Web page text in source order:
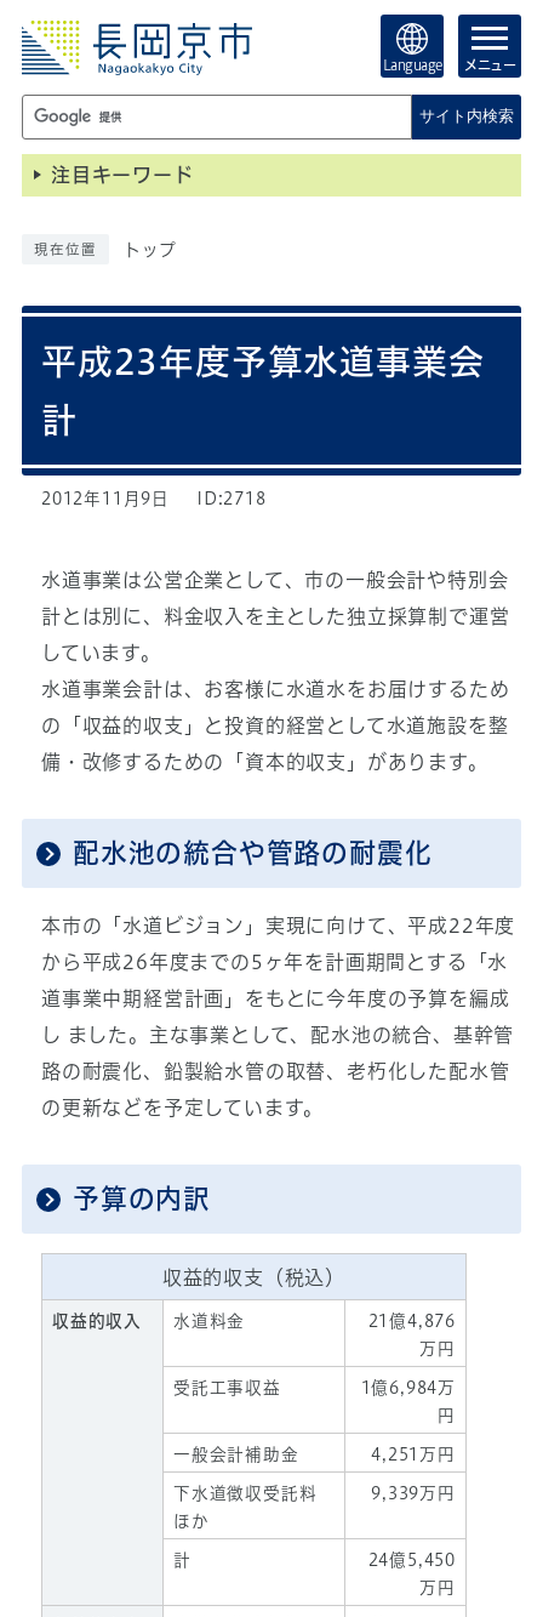
Language メニュー
サイト内検索
注目キーワード
現在位置 トップ
平成23年度予算水道事業会
計
2012年11月9日 ID:2718
水道事業は公営企業として、市の一般会計や特別会
計とは別に、料金収入を主とした独立採算制で運営
しています。
水道事業会計は、お客様に水道水をお届けするため
の「収益的収支」と投資的経営として水道施設を整
備・改修するための「資本的収支」があります。
配水池の統合や管路の耐震化
本市の「水道ビジョン」実現に向けて、平成22年度
から平成26年度までの5ヶ年を計画期間とする「水
道事業中期経営計画」をもとに今年度の予算を編成
し ました。主な事業として、配水池の統合、基幹管
路の耐震化、鉛製給水管の取替、老朽化した配水管
の更新などを予定しています。
予算の内訳
収益的収支（税込）
収益的収入 水道料金
21億4,876
万円
受託工事収益
1億6,984万
円
一般会計補助金 4,251万円
下水道徴収受託料
ほか
9,339万円
計
24億5,450
万円